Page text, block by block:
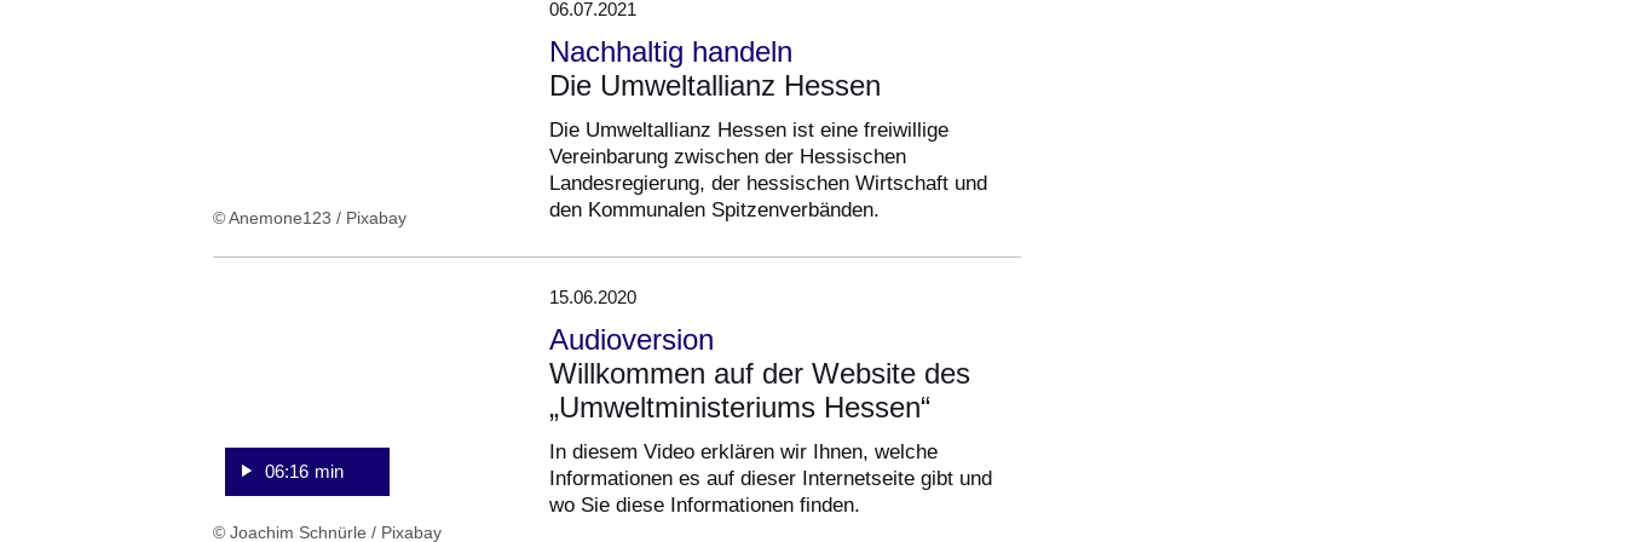
© Anemone123 / Pixabay
06.07.2021
Nachhaltig handeln
Die Umweltallianz Hessen
Die Umweltallianz Hessen ist eine freiwillige
Vereinbarung zwischen der Hessischen
Landesregierung, der hessischen Wirtschaft und
den Kommunalen Spitzenverbänden.
06:16 min
© Joachim Schnürle / Pixabay
15.06.2020
Audioversion
Willkommen auf der Website des
„Umweltministeriums Hessen“
In diesem Video erklären wir Ihnen, welche
Informationen es auf dieser Internetseite gibt und
wo Sie diese Informationen finden.